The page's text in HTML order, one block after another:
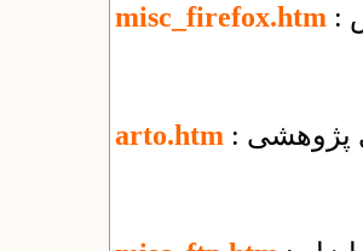
misc_firefox.htm
arto.htm پژوهشی